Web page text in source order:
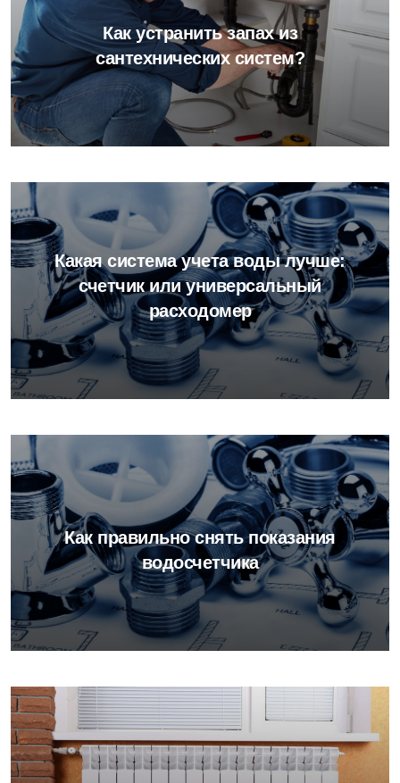
Как устранить запах из
сантехнических систем?
Какая система учета воды лучше:
счетчик или универсальный
расходомер
Как правильно снять показания
водосчетчика